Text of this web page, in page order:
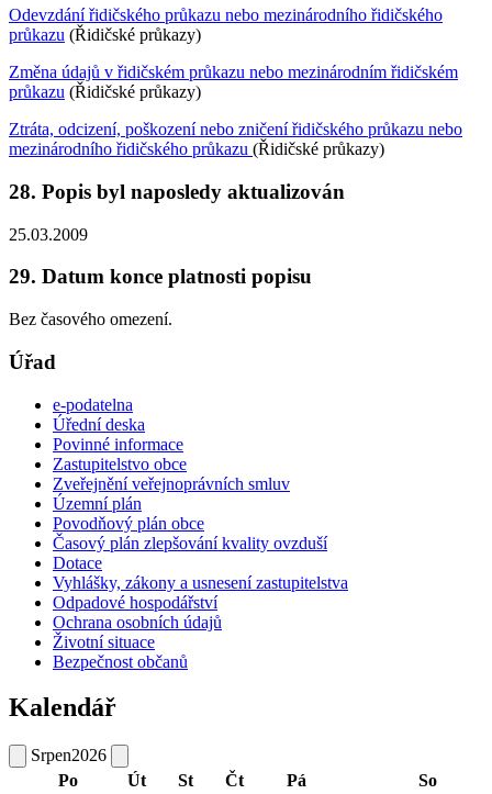
Odevzdání řidičského průkazu nebo mezinárodního řidičského
průkazu (Řidičské průkazy)
Změna údajů v řidičském průkazu nebo mezinárodním řidičském
průkazu (Řidičské průkazy)
Ztráta, odcizení, poškození nebo zničení řidičského průkazu nebo
mezinárodního řidičského průkazu (Řidičské průkazy)
28. Popis byl naposledy aktualizován
25.03.2009
29. Datum konce platnosti popisu
Bez časového omezení.
Úřad
e-podatelna
Úřední deska
Povinné informace
Zastupitelstvo obce
Zveřejnění veřejnoprávních smluv
Územní plán
Povodňový plán obce
Časový plán zlepšování kvality ovzduší
Dotace
Vyhlášky, zákony a usnesení zastupitelstva
Odpadové hospodářství
Ochrana osobních údajů
Životní situace
Bezpečnost občanů
Kalendář
Srpen2026
Po
Út St Čt Pá
So